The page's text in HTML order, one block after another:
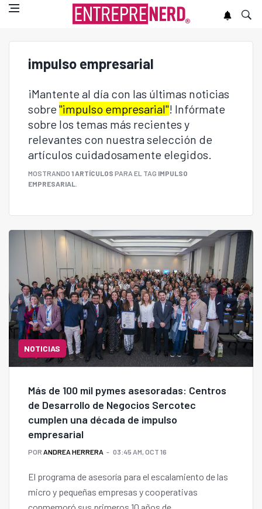
impulso empresarial
¡Mantente al día con las últimas noticias
sobre "impulso empresarial"! Infórmate
sobre los temas más recientes y
relevantes con nuestra selección de
artículos cuidadosamente elegidos.
MOSTRANDO 1 ARTÍCULOS PARA EL TAG IMPULSO
EMPRESARIAL
NOTICIAS
Más de 100 mil pymes asesoradas: Centros
de Desarrollo de Negocios Sercotec
cumplen una década de impulso
empresarial
POR ANDREA HERRERA 03:45 AM, OCT 16
El programa de asesoría para el escalamiento de las
micro y pequeñas empresas y cooperativas